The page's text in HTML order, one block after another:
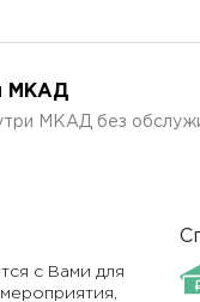
МКАД
МКАД без
с Вами для